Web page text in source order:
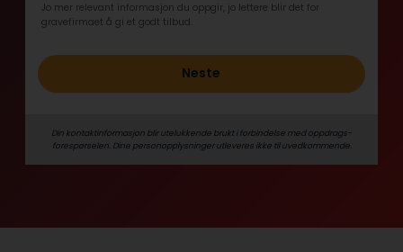
Jo mer relevant informasjon du oppgir, jo lettere blir det for
gravefirmaet å gi et godt tilbud.
Neste
Din kontaktinformasjon blir utelukkende brukt i forbindelse med oppdrags­
forespørselen. Dine person­­opplysninger utleveres ikke til uvedkommende.